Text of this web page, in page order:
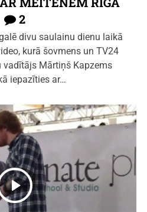
2
divu saulainu dienu laikā
kurā šovmens un TV24
Mārtiņš Kapzems
iepazīties ar…